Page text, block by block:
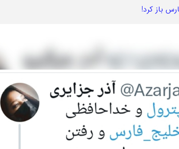
باز کرد!